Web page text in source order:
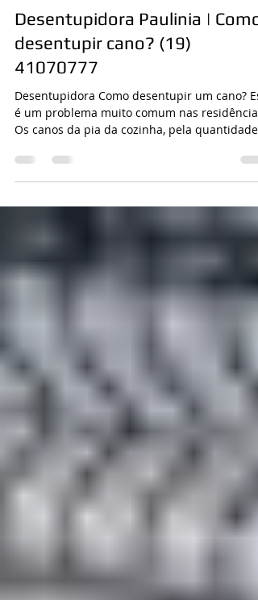
10 de jun. de 2019
3 min de leitura
Desentupidora Paulinia | Como
desentupir cano? (19)
41070777
Desentupidora Como desentupir um cano?
Os canos da pia da cozinha, pela quantidade
de...